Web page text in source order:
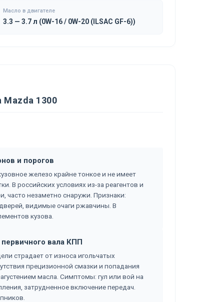
Масло в двигателе
3.3 — 3.7 л (0W-16 / 0W-20 (ILSAC GF-6))
Mazda 1300
и порогов
железо крайне тонкое и не имеет
В российских условиях из-за реагентов и
часто незаметно снаружи. Признаки:
видимые очаги ржавчины. В
кузова.
вала КПП
страдает от износа игольчатых
прецизионной смазки и попадания
масла. Симптомы: гул или вой на
затрудненное включение передач.